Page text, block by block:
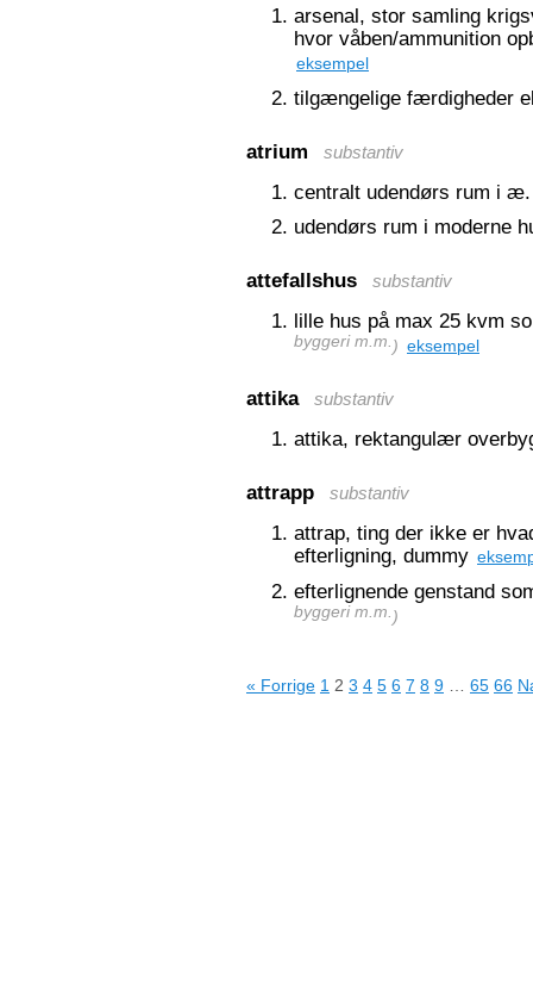
arsenal, stor samling
hvor våben/ammunition
eksempel
tilgængelige færdigheder
atrium substantiv
centralt udendørs rum i
udendørs rum i moderne
attefallshus substantiv
lille hus på max 25 kvm
byggeri m.m. ) eksempel
attika substantiv
attika, rektangulær
attrapp substantiv
attrap, ting der ikke er
efterligning, dummy
efterlignende genstand
byggeri m.m. )
« Forrige 1 2 3 4 5 6 7 8 9 65 66